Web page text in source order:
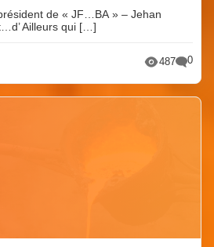
de « JF…BA » – Jehan
Ailleurs qui […]
487 0